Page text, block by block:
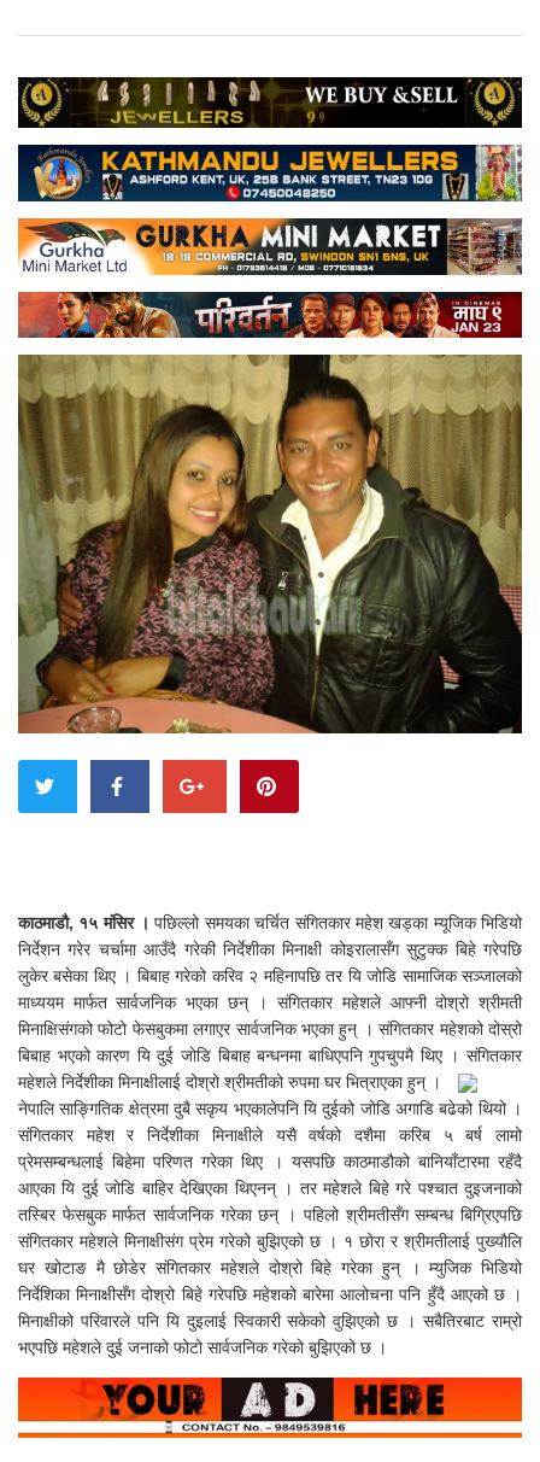
काठमाडौ, १५ मंसिर ।पछिल्लो समयका चर्चित संगितकार महेश खड्का म्यूजिक भिडियो
निर्देशन गरेर चर्चामा आउँदै गरेकी निर्देशीका मिनाक्षी कोइरालासँग सुटुक्क बिहे गरेपछि
लुकेर बसेका थिए । बिबाह गरेको करिव २ महिनापछि तर यि जोडि सामाजिक सञ्जालको
माध्ययम मार्फत सार्वजनिक भएका छन् । संगितकार महेशले आफ्नी दोश्रो श्रीमती
मिनाक्षिसंगको फोटो फेसबुकमा लगाएर सार्वजनिक भएका हुन् । संगितकार महेशको दोस्रो
बिबाह भएको कारण यि दुई जोडि बिबाह बन्धनमा बाधिएपनि गुपचुपमै थिए । संगितकार
महेशले निर्देशीका मिनाक्षीलाई दोश्रो श्रीमतीको रुपमा घर भित्राएका हुन् ।
नेपालि साङ्गितिक क्षेत्रमा दुबै सकृय भएकालेपनि यि दुईको जोडि अगाडि बढेको थियो ।
संगितकार महेश र निर्देशीका मिनाक्षीले यसै वर्षको दशैमा करिब ५ बर्ष लामो
प्रेमसम्बन्धलाई बिहेमा परिणत गरेका थिए । यसपछि काठमाडौको बानियाँटारमा रहँदै
आएका यि दुई जोडि बाहिर देखिएका थिएनन् । तर महेशले बिहे गरे पश्चात दुइजनाको
तस्बिर फेसबुक मार्फत सार्वजनिक गरेका छन् । पहिलो श्रीमतीसँग सम्बन्ध बिग्रिएपछि
संगितकार महेशले मिनाक्षीसंग प्रेम गरेको बुझिएको छ । १ छोरा र श्रीमतीलाई पुख्यौलि
घर खोटाङ मै छोडेर संगितकार महेशले दोश्रो बिहे गरेका हुन् । म्युजिक भिडियो
निर्देशिका मिनाक्षीसँग दोश्रो बिहे गरेपछि महेशको बारेमा आलोचना पनि हुँदै आएको छ ।
मिनाक्षीको परिवारले पनि यि दुइलाई स्विकारी सकेको वुझिएको छ । सबैतिरबाट राम्रो
भएपछि महेशले दुई जनाको फोटो सार्वजनिक गरेको बुझिएको छ ।